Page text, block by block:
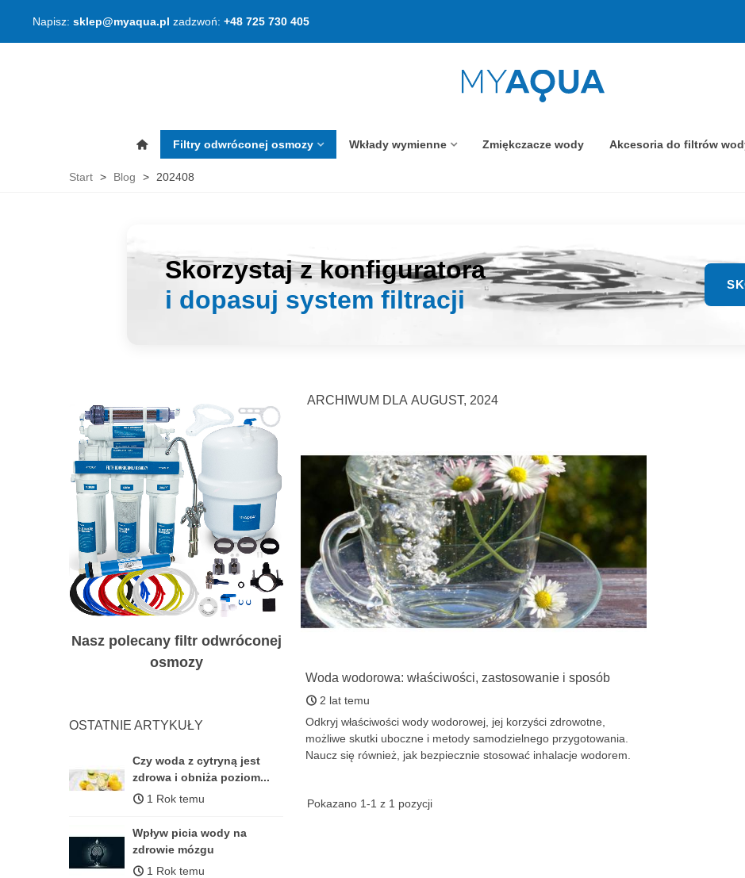
Napisz: sklep@myaqua.pl zadzwoń: +48 725 730 405
Filtry odwróconej osmozy Wkłady wymienne Zmiękczacze wody Akcesoria do filtrów
Start > Blog > 202408
Skorzystaj z konfiguratora
i dopasuj system filtracji
Nasz polecany filtr odwróconej
osmozy
OSTATNIE ARTYKUŁY
Czy woda z cytryną jest
zdrowa i obniża poziom...
1 Rok temu
Wpływ picia wody na
zdrowie mózgu
1 Rok temu
ARCHIWUM DLA AUGUST, 2024
Woda wodorowa: właściwości, zastosowanie i sposób
przygotowania
2 lat temu
Odkryj właściwości wody wodorowej, jej korzyści zdrowotne,
możliwe skutki uboczne i metody samodzielnego przygotowania.
Naucz się również, jak bezpiecznie stosować inhalacje wodorem.
Pokazano 1-1 z 1 pozycji